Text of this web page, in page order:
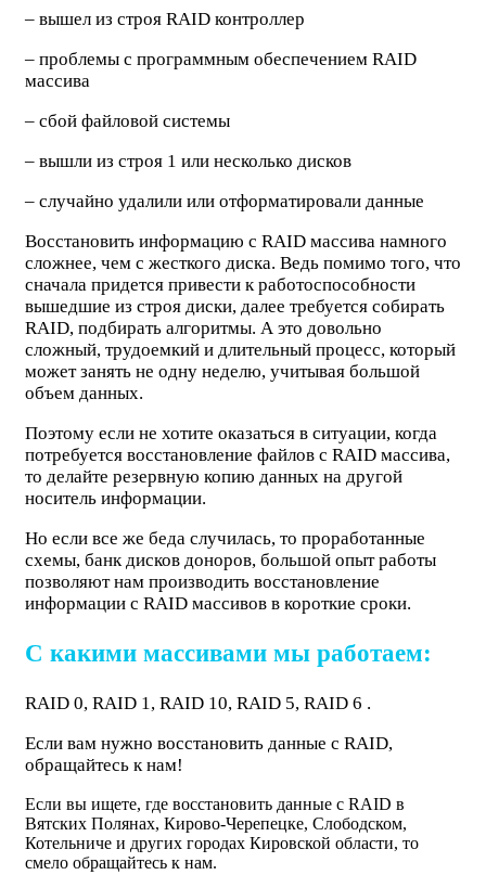
– вышел из строя RAID контроллер
– проблемы с программным обеспечением RAID
массива
– сбой файловой системы
– вышли из строя 1 или несколько дисков
– случайно удалили или отформатировали данные
Восстановить информацию с RAID массива намного
сложнее, чем с жесткого диска. Ведь помимо того, что
сначала придется привести к работоспособности
вышедшие из строя диски, далее требуется собирать
RAID, подбирать алгоритмы. А это довольно
сложный, трудоемкий и длительный процесс, который
может занять не одну неделю, учитывая большой
объем данных.
Поэтому если не хотите оказаться в ситуации, когда
потребуется восстановление файлов с RAID массива,
то делайте резервную копию данных на другой
носитель информации.
Но если все же беда случилась, то проработанные
схемы, банк дисков доноров, большой опыт работы
позволяют нам производить восстановление
информации с RAID массивов в короткие сроки.
С какими массивами мы работаем:
RAID 0, RAID 1, RAID 10, RAID 5, RAID 6 .
Если вам нужно восстановить данные с RAID,
обращайтесь к нам!
Если вы ищете, где восстановить данные c RAID в
Вятских Полянах, Кирово-Черепецке, Слободском,
Котельниче и других городах Кировской области, то
смело обращайтесь к нам.